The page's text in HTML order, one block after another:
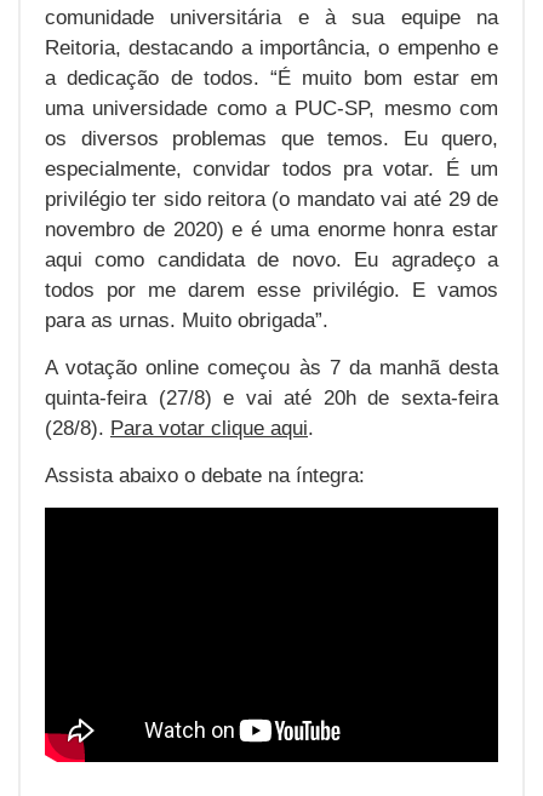
comunidade universitária e à sua equipe na
Reitoria, destacando a importância, o empenho e
a dedicação de todos. “É muito bom estar em
uma universidade como a PUC-SP, mesmo com
os diversos problemas que temos. Eu quero,
especialmente, convidar todos pra votar. É um
privilégio ter sido reitora (o mandato vai até 29 de
novembro de 2020) e é uma enorme honra estar
aqui como candidata de novo. Eu agradeço a
todos por me darem esse privilégio. E vamos
para as urnas. Muito obrigada”.
A votação online começou às 7 da manhã desta
quinta-feira (27/8) e vai até 20h de sexta-feira
(28/8). Para votar clique aqui.
Assista abaixo o debate na íntegra: